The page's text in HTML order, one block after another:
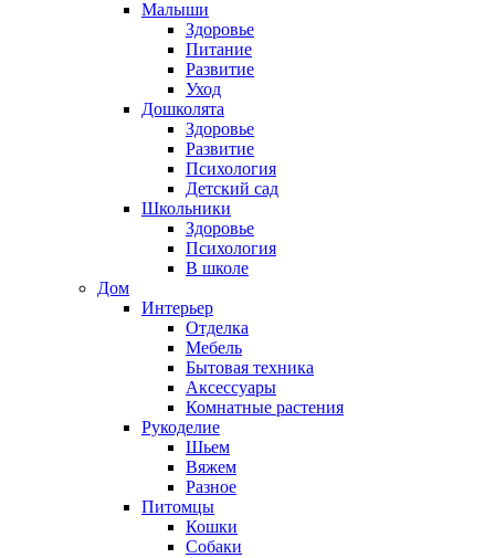
Малыши
Здоровье
Питание
Развитие
Уход
Дошколята
Здоровье
Развитие
Психология
Детский сад
Школьники
Здоровье
Психология
В школе
Дом
Интерьер
Отделка
Мебель
Бытовая техника
Аксессуары
Комнатные растения
Рукоделие
Шьем
Вяжем
Разное
Питомцы
Кошки
Собаки